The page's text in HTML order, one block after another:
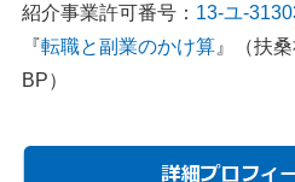
紹介事業許可番号： 13-ユ-
『転職と副業のかけ算 』（扶
BP）